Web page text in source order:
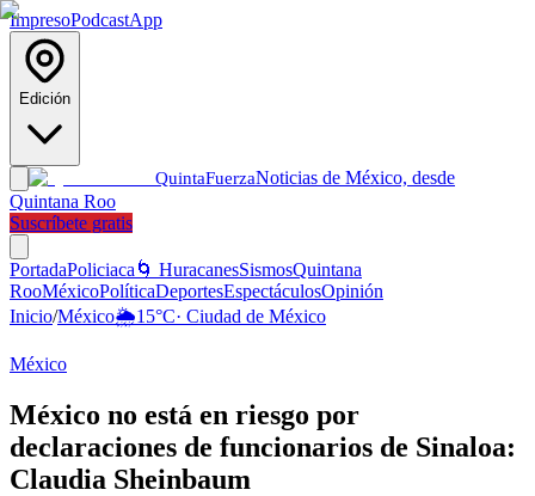
ImpresoPodcastApp
Edición
QuintaFuerzaNoticias de México, desde
Quintana Roo
Suscríbete gratis
PortadaPoliciaca 🌀 HuracanesSismosQuintana
RooMéxicoPolíticaDeportesEspectáculosOpinión
Inicio/México🌦️15°C· Ciudad de México
México
México no está en riesgo por
declaraciones de funcionarios de Sinaloa:
Claudia Sheinbaum